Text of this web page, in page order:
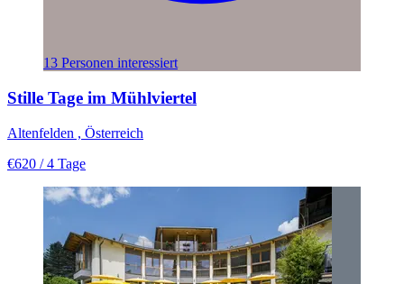
13 Personen interessiert
Stille Tage im Mühlviertel
Altenfelden , Österreich
€620 / 4 Tage